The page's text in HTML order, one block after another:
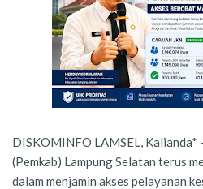
DISKOMINFO LAMSEL, Kalianda*
(Pemkab) Lampung Selatan terus
dalam menjamin akses pelayanan